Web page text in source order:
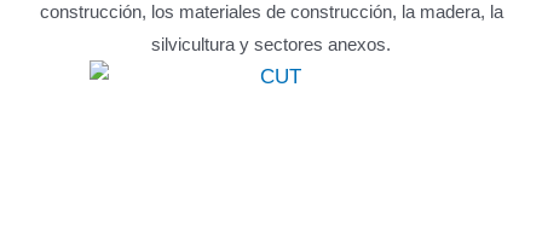
construcción, los materiales de construcción, la madera, la
silvicultura y sectores anexos.